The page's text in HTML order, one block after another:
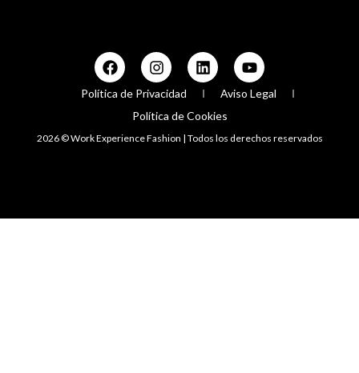
Política de Privacidad
Aviso Legal
Política de Cookies
2026 © Work Experience Fashion | Todos los derechos reservados